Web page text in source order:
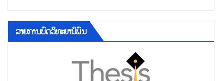
ລາຍການບົດວິທະຍານິພົນ